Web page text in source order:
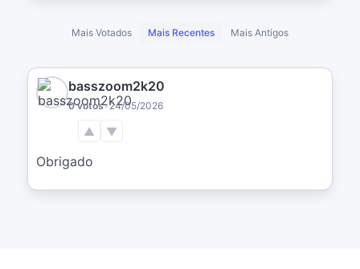
Mais Votados Mais Recentes Mais Antigos
basszoom2k20
0 votos•24/05/2026
▲ ▼
Obrigado